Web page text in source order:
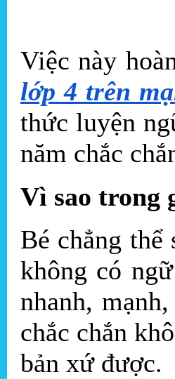
Việc này
lớp 4 trên
thức luyện
năm chắc
Vì sao trong
Bé chẳng thể
không có
nhanh,
chắc chắn
bản xứ được.